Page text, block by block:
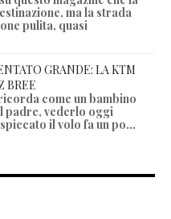
ma la strada
pulita, quasi
GRANDE: LA KTM
BREE
come un bambino
padre, vederlo oggi
il volo fa un po...